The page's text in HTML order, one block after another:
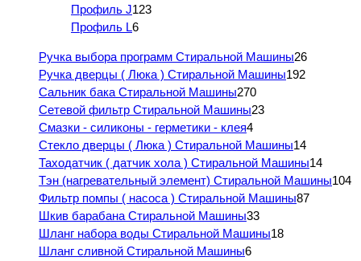
Профиль J123
Профиль L6
Ручка выбора программ Стиральной Машины26
Ручка дверцы ( Люка ) Стиральной Машины192
Сальник бака Стиральной Машины270
Сетевой фильтр Стиральной Машины23
Смазки - силиконы - герметики - клея4
Стекло дверцы ( Люка ) Стиральной Машины14
Таходатчик ( датчик хола ) Стиральной Машины14
Тэн (нагревательный элемент) Стиральной Машины104
Фильтр помпы ( насоса ) Стиральной Машины87
Шкив барабана Стиральной Машины33
Шланг набора воды Стиральной Машины18
Шланг сливной Стиральной Машины6